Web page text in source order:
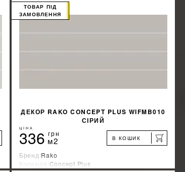
ДЕКОР RAKO CONCEPT PLUS WIFMB010
СІРИЙ
ТОВАР ПІД
ЗАМОВЛЕННЯ
ЦІНА
336 грн
м2 В КОШИК
Бренд:Rako
Колекція:Concept Plus